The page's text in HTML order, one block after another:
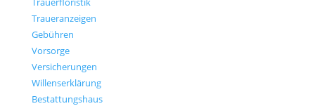
Traueranzeigen
Gebühren
Vorsorge
Versicherungen
Willenserklärung
Bestattungshaus